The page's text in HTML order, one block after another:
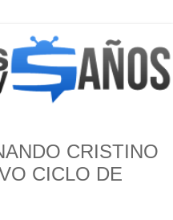
CRISTINO
CICLO DE